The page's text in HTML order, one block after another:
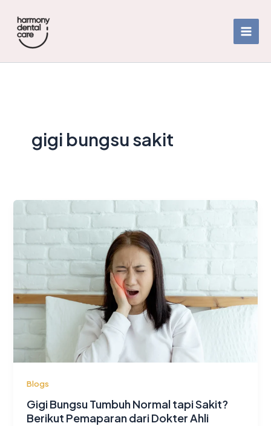
content
gigi bungsu sakit
Blogs
Gigi Bungsu Tumbuh Normal tapi Sakit?
Berikut Pemaparan dari Dokter Ahli